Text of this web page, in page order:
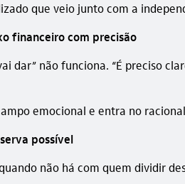
que veio junto com a
financeiro com precisão
dar” não funciona. “É preciso
emocional e entra no
possível
não há com quem dividir